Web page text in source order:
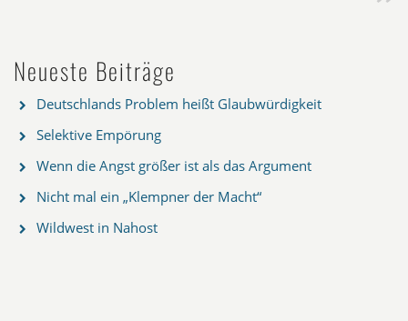
Neueste Beiträge
Deutschlands Problem heißt Glaubwürdigkeit
Selektive Empörung
Wenn die Angst größer ist als das Argument
Nicht mal ein „Klempner der Macht“
Wildwest in Nahost